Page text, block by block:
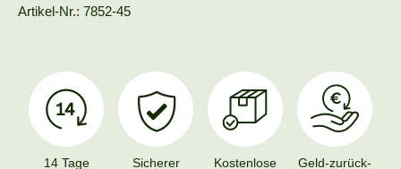
Artikel-Nr.: 7852-45
14 Tage
Sicherer
Kostenlose
Geld-zurück-